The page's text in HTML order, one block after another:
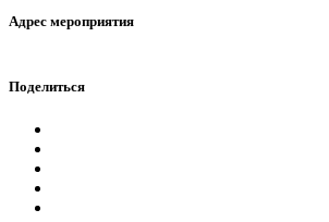
Адрес мероприятия
Поделиться